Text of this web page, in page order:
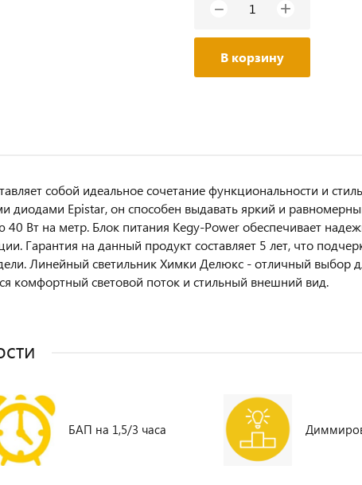
− +
В корзину
собой идеальное сочетание функциональности и
диодами Epistar, он способен выдавать яркий и
Вт на метр. Блок питания Kegy-Power обеспечивает
Гарантия на данный продукт составляет 5 лет, что
Линейный светильник Химки Делюкс - отличный выбор
комфортный световой поток и стильный внешний вид.
БАП на 1,5/3 часа